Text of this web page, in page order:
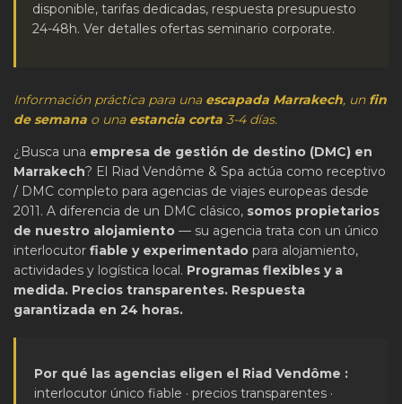
disponible, tarifas dedicadas, respuesta presupuesto
24-48h. Ver detalles ofertas seminario corporate.
Información práctica para una escapada Marrakech, un fin
de semana o una estancia corta 3-4 días.
¿Busca una empresa de gestión de destino (DMC) en
Marrakech? El Riad Vendôme & Spa actúa como receptivo
/ DMC completo para agencias de viajes europeas desde
2011. A diferencia de un DMC clásico, somos propietarios
de nuestro alojamiento — su agencia trata con un único
interlocutor fiable y experimentado para alojamiento,
actividades y logística local. Programas flexibles y a
medida. Precios transparentes. Respuesta
garantizada en 24 horas.
Por qué las agencias eligen el Riad Vendôme :
interlocutor único fiable · precios transparentes ·